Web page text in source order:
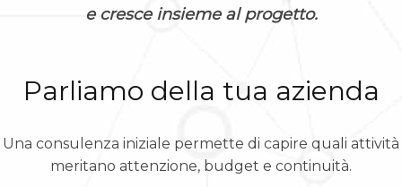
e cresce insieme al progetto.
Parliamo della tua azienda
Una consulenza iniziale permette di capire quali attività
meritano attenzione, budget e continuità.